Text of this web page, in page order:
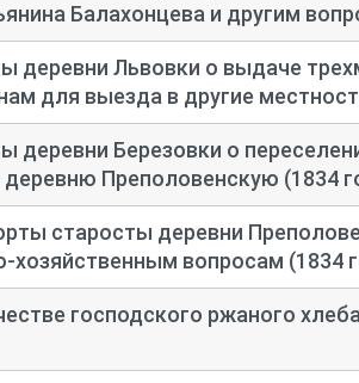
Балахонцева и другим
деревни Львовки о выдаче
для выезда в другие
деревни Березовки о
деревню Преполовенскую (1834
старосты деревни
хозяйственным вопросам (1834
господского ржаного